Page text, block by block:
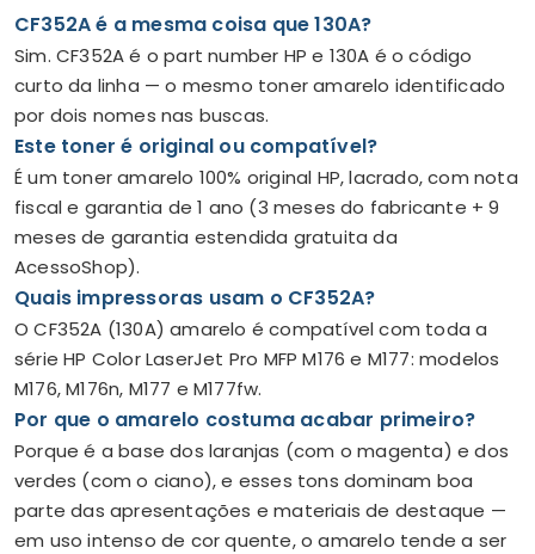
CF352A é a mesma coisa que 130A?
Sim. CF352A é o part number HP e 130A é o código
curto da linha — o mesmo toner amarelo identificado
por dois nomes nas buscas.
Este toner é original ou compatível?
É um toner amarelo 100% original HP, lacrado, com nota
fiscal e garantia de 1 ano (3 meses do fabricante + 9
meses de garantia estendida gratuita da
AcessoShop).
Quais impressoras usam o CF352A?
O CF352A (130A) amarelo é compatível com toda a
série HP Color LaserJet Pro MFP M176 e M177: modelos
M176, M176n, M177 e M177fw.
Por que o amarelo costuma acabar primeiro?
Porque é a base dos laranjas (com o magenta) e dos
verdes (com o ciano), e esses tons dominam boa
parte das apresentações e materiais de destaque —
em uso intenso de cor quente, o amarelo tende a ser